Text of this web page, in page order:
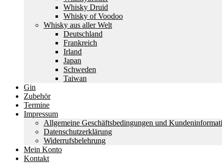
Whisky Druid
Whisky of Voodoo
Whisky aus aller Welt
Deutschland
Frankreich
Irland
Japan
Schweden
Taiwan
Gin
Zubehör
Termine
Impressum
Allgemeine Geschäftsbedingungen und
Datenschutzerklärung
Widerrufsbelehrung
Mein Konto
Kontakt